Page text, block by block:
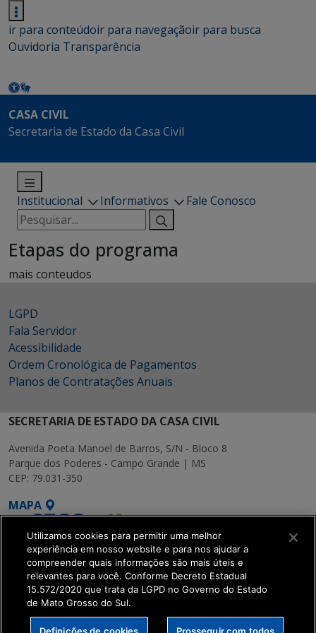
ir para conteúdoir para navegaçãoir para busca
Ouvidoria Transparência
CASA CIVIL
Secretaria de Estado da Casa Civil
Institucional Informativos
Fale Conosco
Pesquisar
por:
Etapas do programa
mais conteudos
LGPD
Fala Servidor
Acessibilidade
Ordem Cronológica de Pagamentos
Planos de Contratações Anuais
SECRETARIA DE ESTADO DA CASA CIVIL
Avenida Poeta Manoel de Barros, S/N - Bloco 8
Parque dos Poderes - Campo Grande | MS
CEP: 79.031-350
MAPA
SETDIG | Secretaria-
Executiva de
Transformação Digital
Utilizamos cookies para permitir uma melhor
experiência em nosso website e para nos ajudar a
compreender quais informações são mais úteis e
relevantes para você. Conforme Decreto Estadual
15.572/2020 que trata da LGPD no Governo do Estado
de Mato Grosso do Sul.
Definições de cookies Prosseguir com todos